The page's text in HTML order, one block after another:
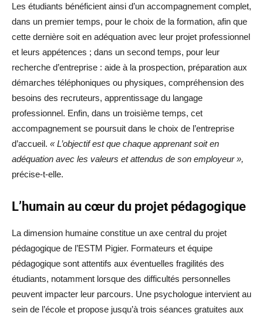
Les étudiants bénéficient ainsi d’un accompagnement complet,
dans un premier temps, pour le choix de la formation, afin que
cette dernière soit en adéquation avec leur projet professionnel
et leurs appétences ; dans un second temps, pour leur
recherche d’entreprise : aide à la prospection, préparation aux
démarches téléphoniques ou physiques, compréhension des
besoins des recruteurs, apprentissage du langage
professionnel. Enfin, dans un troisième temps, cet
accompagnement se poursuit dans le choix de l’entreprise
d’accueil. « L’objectif est que chaque apprenant soit en
adéquation avec les valeurs et attendus de son employeur »,
précise-t-elle.
L’humain au cœur du projet pédagogique
La dimension humaine constitue un axe central du projet
pédagogique de l’ESTM Pigier. Formateurs et équipe
pédagogique sont attentifs aux éventuelles fragilités des
étudiants, notamment lorsque des difficultés personnelles
peuvent impacter leur parcours. Une psychologue intervient au
sein de l’école et propose jusqu’à trois séances gratuites aux